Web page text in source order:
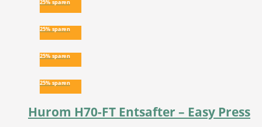
25% sparen
25% sparen
25% sparen
25% sparen
Hurom H70-FT Entsafter – Easy Press